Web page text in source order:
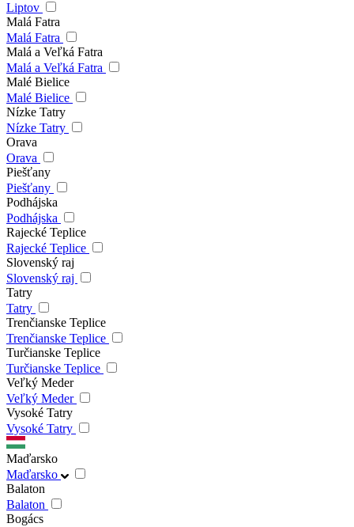
Liptov
Malá Fatra
Malá Fatra
Malá a Veľká Fatra
Malá a Veľká Fatra
Malé Bielice
Malé Bielice
Nízke Tatry
Nízke Tatry
Orava
Orava
Piešťany
Piešťany
Podhájska
Podhájska
Rajecké Teplice
Rajecké Teplice
Slovenský raj
Slovenský raj
Tatry
Tatry
Trenčianske Teplice
Trenčianske Teplice
Turčianske Teplice
Turčianske Teplice
Veľký Meder
Veľký Meder
Vysoké Tatry
Vysoké Tatry
Maďarsko
Maďarsko
Balaton
Balaton
Bogács